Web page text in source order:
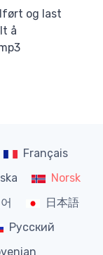
og last
å
Français
Norsk
日本語
Русский